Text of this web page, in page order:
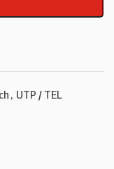
, UTP / TEL